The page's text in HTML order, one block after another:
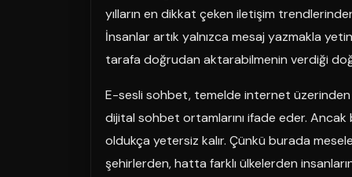
yılların en dikkat çeken iletişim
İnsanlar artık yalnızca mesaj yazmakla
tarafa doğrudan aktarabilmenin verdiği
E-sesli sohbet, temelde internet üzerinden
dijital sohbet ortamlarını ifade eder.
oldukça yetersiz kalır. Çünkü burada
şehirlerden, hatta farklı ülkelerden